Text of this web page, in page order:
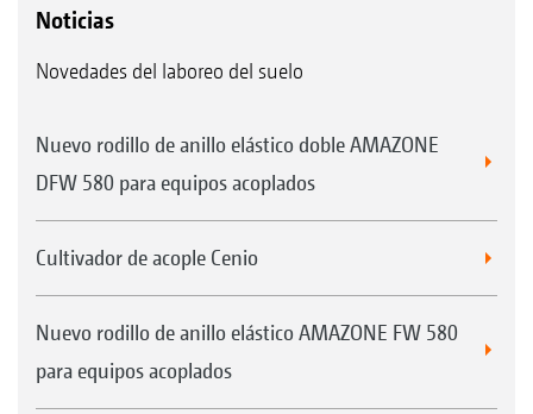
Noticias
Novedades del laboreo del suelo
Nuevo rodillo de anillo elástico doble AMAZONE
DFW 580 para equipos acoplados
Cultivador de acople Cenio
Nuevo rodillo de anillo elástico AMAZONE FW 580
para equipos acoplados